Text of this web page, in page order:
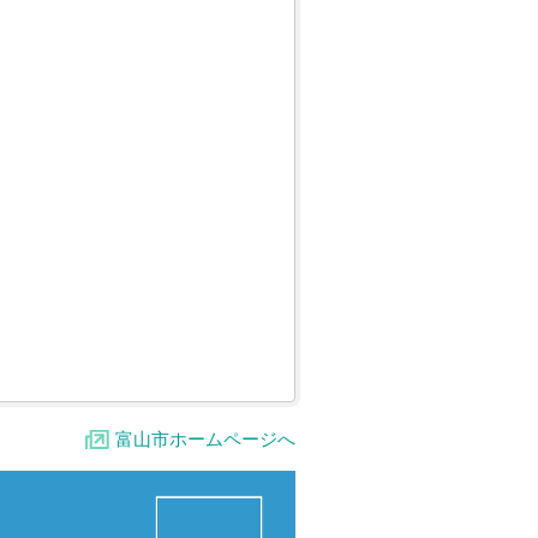
富山市ホームページへ